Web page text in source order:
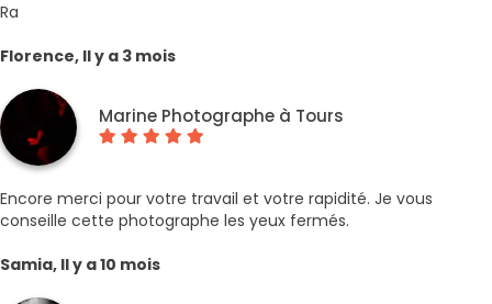
Ra
Florence, Il y a 3 mois
Marine Photographe à Tours
Encore merci pour votre travail et votre rapidité. Je vous
conseille cette photographe les yeux fermés.
Samia, Il y a 10 mois